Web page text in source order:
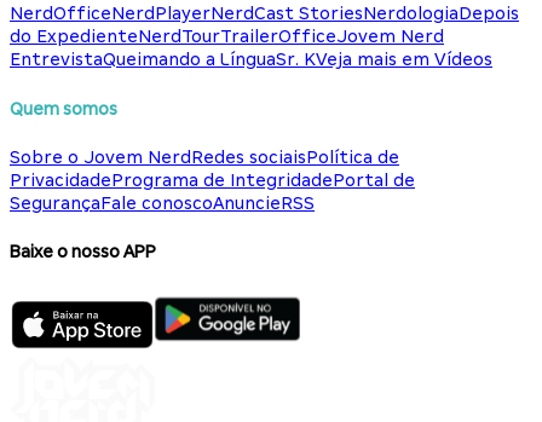
NerdOfficeNerdPlayerNerdCast StoriesNerdologiaDepois
do ExpedienteNerdTourTrailerOfficeJovem Nerd
EntrevistaQueimando a LínguaSr. KVeja mais em Vídeos
Quem somos
Sobre o Jovem NerdRedes sociaisPolítica de
PrivacidadePrograma de IntegridadePortal de
SegurançaFale conoscoAnuncieRSS
Baixe o nosso APP